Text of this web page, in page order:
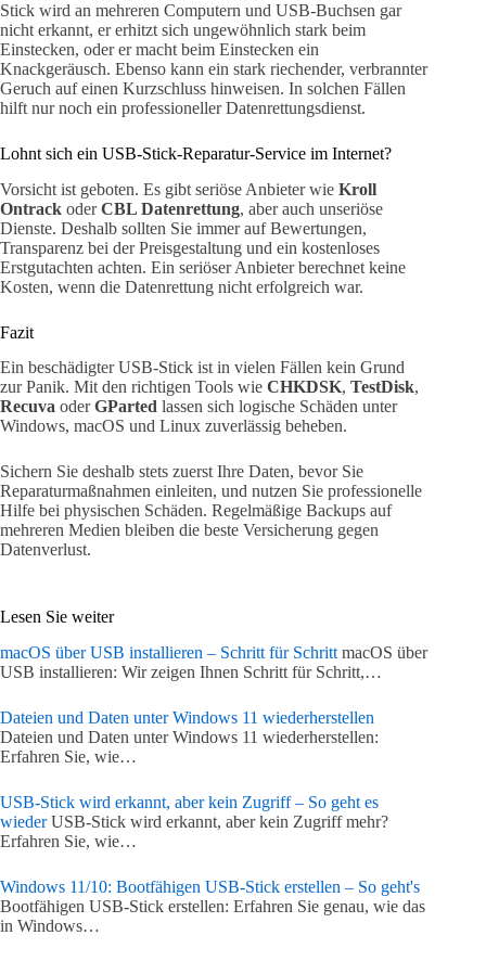
Stick wird an mehreren Computern und USB-Buchsen gar
nicht erkannt, er erhitzt sich ungewöhnlich stark beim
Einstecken, oder er macht beim Einstecken ein
Knackgeräusch. Ebenso kann ein stark riechender, verbrannter
Geruch auf einen Kurzschluss hinweisen. In solchen Fällen
hilft nur noch ein professioneller Datenrettungsdienst.
Lohnt sich ein USB-Stick-Reparatur-Service im Internet?
Vorsicht ist geboten. Es gibt seriöse Anbieter wie Kroll
Ontrack oderCBL Datenrettung, aber auch unseriöse
Dienste. Deshalb sollten Sie immer auf Bewertungen,
Transparenz bei der Preisgestaltung und ein kostenloses
Erstgutachten achten. Ein seriöser Anbieter berechnet keine
Kosten, wenn die Datenrettung nicht erfolgreich war.
Fazit
Ein beschädigter USB-Stick ist in vielen Fällen kein Grund
zur Panik. Mit den richtigen Tools wie CHKDSK, TestDisk,
Recuva oderGParted lassen sich logische Schäden unter
Windows, macOS und Linux zuverlässig beheben.
Sichern Sie deshalb stets zuerst Ihre Daten, bevor Sie
Reparaturmaßnahmen einleiten, und nutzen Sie professionelle
Hilfe bei physischen Schäden. Regelmäßige Backups auf
mehreren Medien bleiben die beste Versicherung gegen
Datenverlust.
Lesen Sie weiter
macOS über USB installieren – Schritt für Schritt macOS über
USB installieren: Wir zeigen Ihnen Schritt für Schritt,…
Dateien und Daten unter Windows 11 wiederherstellen
Dateien und Daten unter Windows 11 wiederherstellen:
Erfahren Sie, wie…
USB-Stick wird erkannt, aber kein Zugriff – So geht es
wiederUSB-Stick wird erkannt, aber kein Zugriff mehr?
Erfahren Sie, wie…
Windows 11/10: Bootfähigen USB-Stick erstellen – So geht's
Bootfähigen USB-Stick erstellen: Erfahren Sie genau, wie das
in Windows…